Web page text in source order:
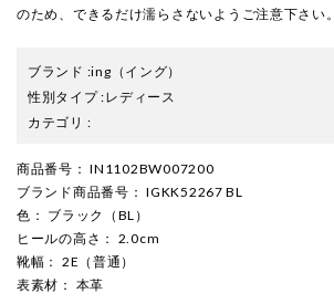
のため、できるだけ濡らさないようご注意下さい。
ブランド :ing （イング）
性別タイプ:レディース
カテゴリ :
商品番号 ： IN1102BW007200
ブランド商品番号 ： IGKK52267 BL
色 ： ブラック（BL）
ヒールの高さ ： 2.0cm
靴幅 ： 2E（普通）
表素材 ： 本革